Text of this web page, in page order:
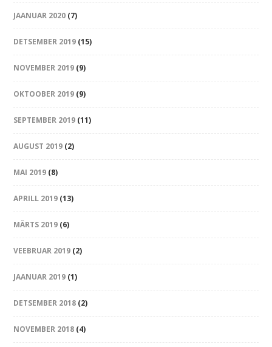
JAANUAR 2020 (7)
DETSEMBER 2019 (15)
NOVEMBER 2019 (9)
OKTOOBER 2019 (9)
SEPTEMBER 2019 (11)
AUGUST 2019 (2)
MAI 2019 (8)
APRILL 2019 (13)
MÄRTS 2019 (6)
VEEBRUAR 2019 (2)
JAANUAR 2019 (1)
DETSEMBER 2018 (2)
NOVEMBER 2018 (4)